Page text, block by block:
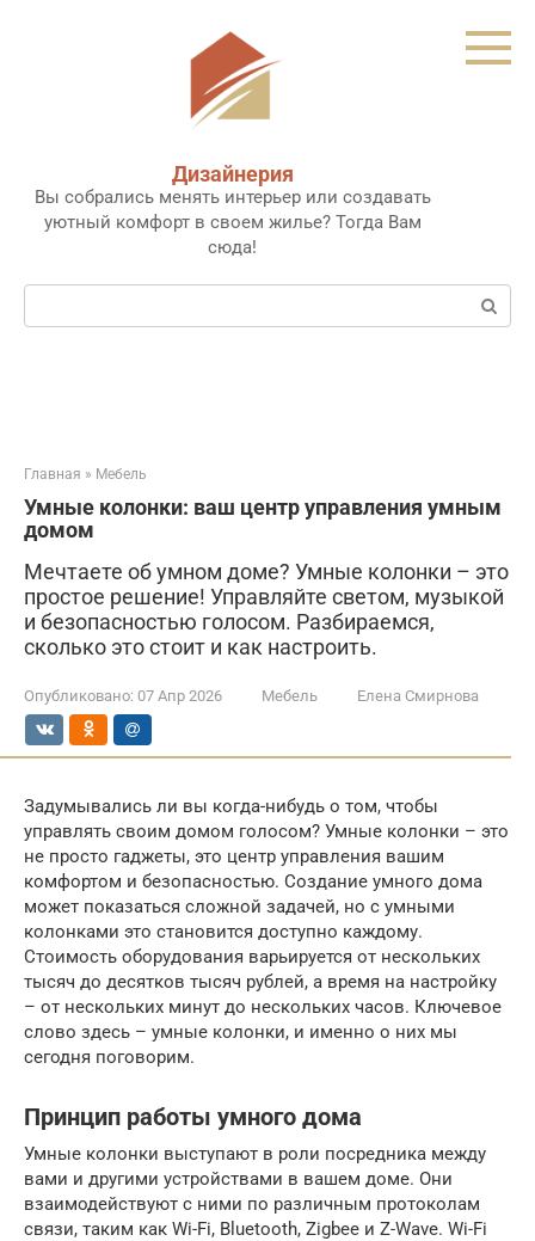
Дизайнерия
Вы собрались менять интерьер или создавать
уютный комфорт в своем жилье? Тогда Вам
сюда!
Поиск:
Главная » Мебель
Умные колонки: ваш центр управления умным
домом
Мечтаете об умном доме? Умные колонки – это
простое решение! Управляйте светом, музыкой
и безопасностью голосом. Разбираемся,
сколько это стоит и как настроить.
Опубликовано: 07 Апр 2026 Мебель Елена Смирнова
Задумывались ли вы когда-нибудь о том, чтобы
управлять своим домом голосом? Умные колонки – это
не просто гаджеты, это центр управления вашим
комфортом и безопасностью. Создание умного дома
может показаться сложной задачей, но с умными
колонками это становится доступно каждому.
Стоимость оборудования варьируется от нескольких
тысяч до десятков тысяч рублей, а время на настройку
– от нескольких минут до нескольких часов. Ключевое
слово здесь – умные колонки, и именно о них мы
сегодня поговорим.
Принцип работы умного дома
Умные колонки выступают в роли посредника между
вами и другими устройствами в вашем доме. Они
взаимодействуют с ними по различным протоколам
связи, таким как Wi-Fi, Bluetooth, Zigbee и Z-Wave. Wi-Fi